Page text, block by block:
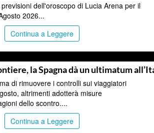
dell'oroscopo di Lucia Arena per il
2026...
Continua a Leggere
la Spagna dà un ultimatum
di rimuovere i controlli sui viaggiatori
altrimenti adotterà misure
dello scontro....
Continua a Leggere